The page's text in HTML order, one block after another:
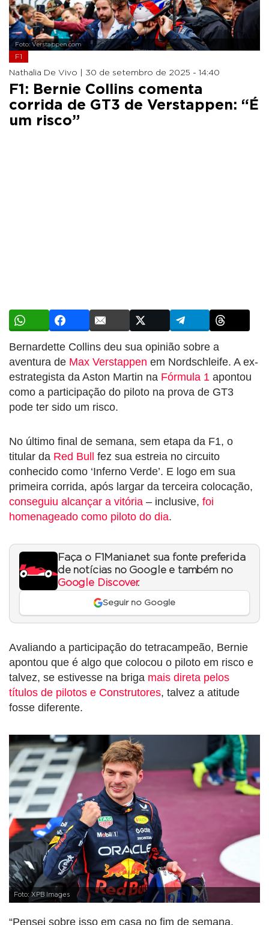
Foto: Verstappen.com
F1
Nathalia De Vivo | 30 de setembro de 2025 - 14:40
F1: Bernie Collins comenta
corrida de GT3 de Verstappen: “É
um risco”
Bernardette Collins deu sua opinião sobre a
aventura de Max Verstappen em Nordschleife. A ex-
estrategista da Aston Martin na Fórmula 1 apontou
como a participação do piloto na prova de GT3
pode ter sido um risco.
No último final de semana, sem etapa da F1, o
titular da Red Bull fez sua estreia no circuito
conhecido como ‘Inferno Verde’. E logo em sua
primeira corrida, após largar da terceira colocação,
conseguiu alcançar a vitória – inclusive, foi
homenageado como piloto do dia.
Faça o F1Mania.net sua fonte preferida
de notícias no Google e também no
Google Discover.
Seguir no Google
Avaliando a participação do tetracampeão, Bernie
apontou que é algo que colocou o piloto em risco e
talvez, se estivesse na briga mais direta pelos
títulos de pilotos e Construtores, talvez a atitude
fosse diferente.
Foto: XPB Images
“Pensei sobre isso em casa no fim de semana.